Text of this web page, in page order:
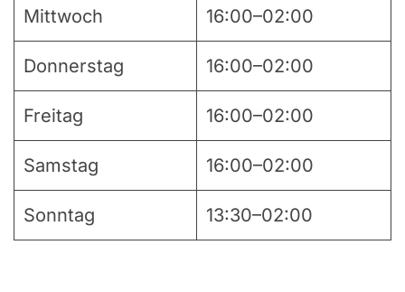
Mittwoch 16:00–02:00
Donnerstag 16:00–02:00
Freitag 16:00–02:00
Samstag 16:00–02:00
Sonntag 13:30–02:00